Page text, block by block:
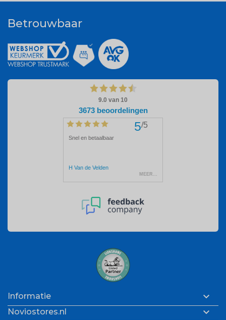
Betrouwbaar
Informatie 
Noviostores.nl 